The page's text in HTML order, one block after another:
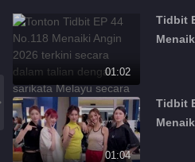
01:02
Tidbit
01:04
Tidbit